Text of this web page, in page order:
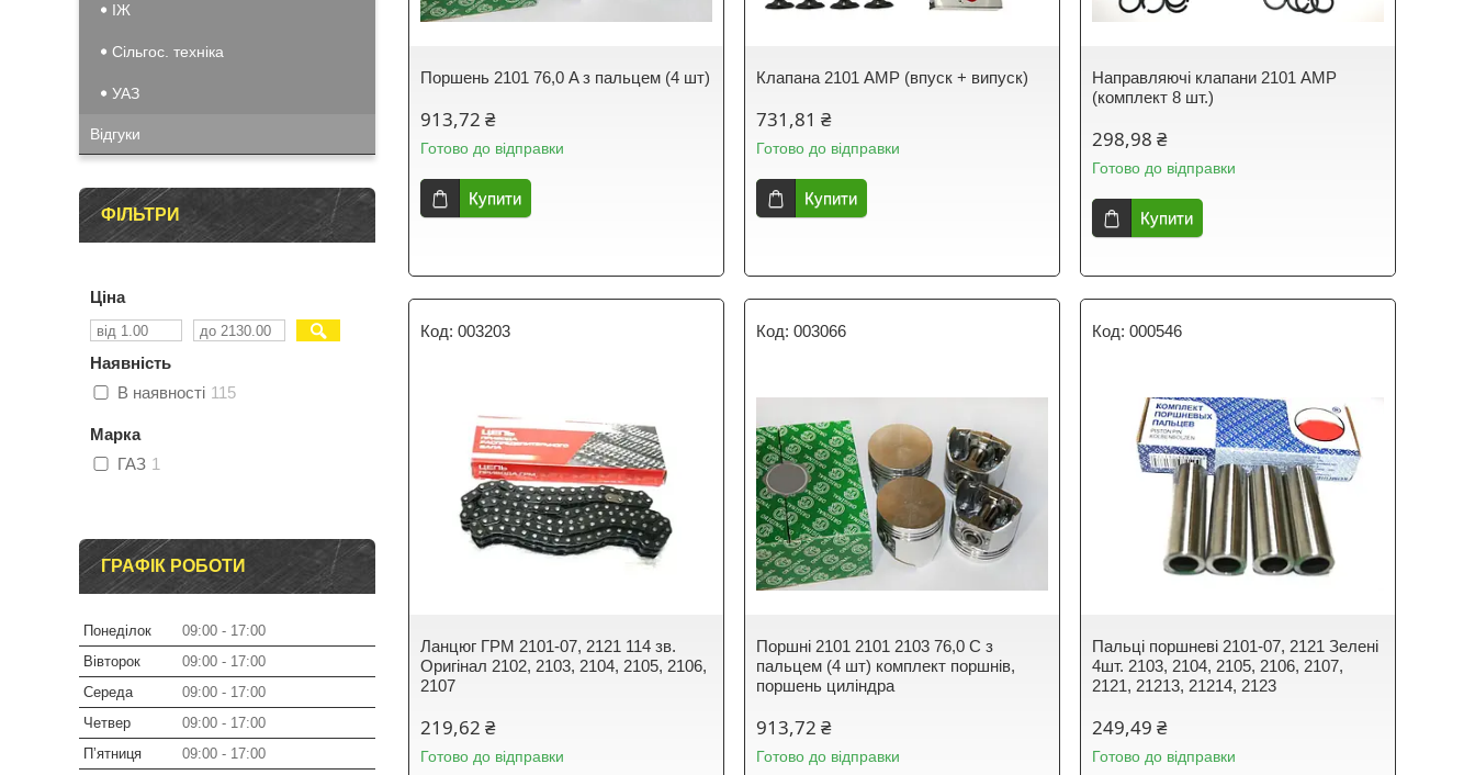
Поршень 2101 76,0 A з пальцем (4 шт)
913,72 ₴
Готово до відправки
Купити
Клапана 2101 AMP (впуск + випуск)
731,81 ₴
Готово до відправки
Купити
Направляючі клапани 2101 AMP
(комплект 8 шт.)
298,98 ₴
Готово до відправки
Купити
003203
Ланцюг ГРМ 2101-07, 2121 114 зв.
Оригінал 2102, 2103, 2104, 2105, 2106,
2107
219,62 ₴
Готово до відправки
003066
Поршні 2101 2101 2103 76,0 C з
пальцем (4 шт) комплект поршнів,
поршень циліндра
913,72 ₴
Готово до відправки
000546
Пальці поршневі 2101-07, 2121 Зелені
4шт. 2103, 2104, 2105, 2106, 2107,
2121, 21213, 21214, 2123
249,49 ₴
Готово до відправки
IЖ
Сільгос. техніка
УАЗ
Відгуки
ФІЛЬТРИ
Ціна
Наявність
В наявності 115
Марка
ГАЗ 1
ГРАФІК РОБОТИ
Понеділок 09:00
17:00
Вівторок
09:00
17:00
Середа
09:00
17:00
Четвер
09:00
17:00
Пʼятниця
09:00
17:00